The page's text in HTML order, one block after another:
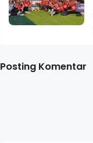
Posting Komentar